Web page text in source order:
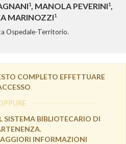
1, MANOLA PEVERINI1,
MARINOZZI1
Ospedale-Territorio.
COMPLETO EFFETTUARE
SISTEMA BIBLIOTECARIO DI
INFORMAZIONI